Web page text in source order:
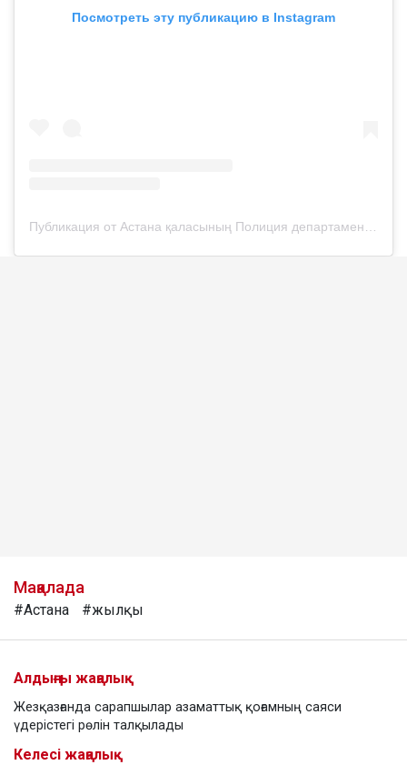
Посмотреть эту публикацию в Instagram
Публикация от Астана қаласының Полиция департаменті (@police__astana)
Мақалада
#Астана #жылқы
Алдыңғы жаңалық
Жезқазғанда сарапшылар азаматтық қоғамның саяси
үдерістегі рөлін талқылады
Келесі жаңалық